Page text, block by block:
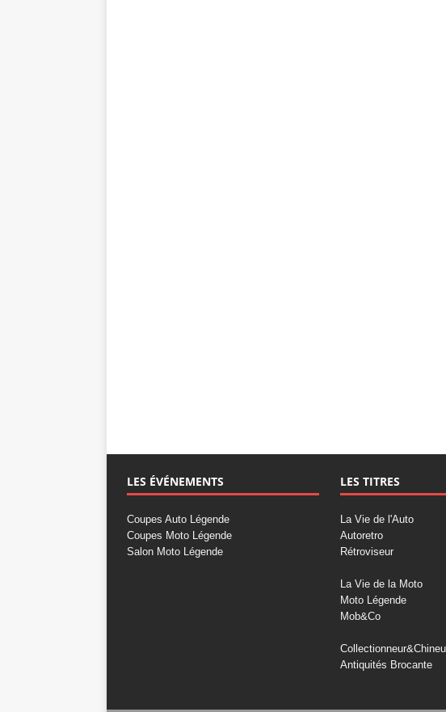
LES ÉVÉNEMENTS
Coupes Auto Légende
Coupes Moto Légende
Salon Moto Légende
LES TITRES
La Vie de l'Auto
Autoretro
Rétroviseur
La Vie de la Moto
Moto Légende
Mob&Co
Antiquités Brocante